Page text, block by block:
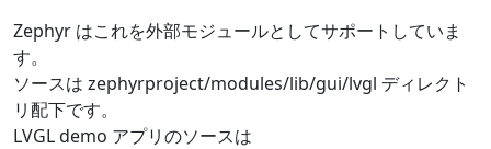
Zephyr はこれを外部モジュールとしてサポートしていま
す。
ソースは zephyrproject/modules/lib/gui/lvgl ディレクト
リ配下です。
LVGL demo アプリのソースは